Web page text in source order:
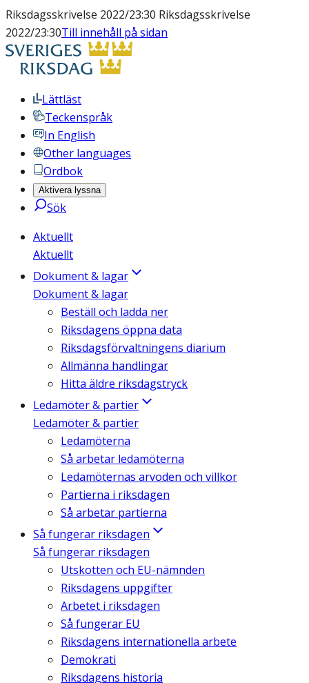
Riksdagsskrivelse 2022/23:30 Riksdagsskrivelse
2022/23:30Till innehåll på sidan
Lättläst
Teckenspråk
In English
Other languages
Ordbok
Aktivera lyssna
Sök
Aktuellt
Aktuellt
Dokument & lagar
Dokument & lagar
Beställ och ladda ner
Riksdagens öppna data
Riksdagsförvaltningens diarium
Allmänna handlingar
Hitta äldre riksdagstryck
Ledamöter & partier
Ledamöter & partier
Ledamöterna
Så arbetar ledamöterna
Ledamöternas arvoden och villkor
Partierna i riksdagen
Så arbetar partierna
Så fungerar riksdagen
Så fungerar riksdagen
Utskotten och EU-nämnden
Riksdagens uppgifter
Arbetet i riksdagen
Så fungerar EU
Riksdagens internationella arbete
Demokrati
Riksdagens historia